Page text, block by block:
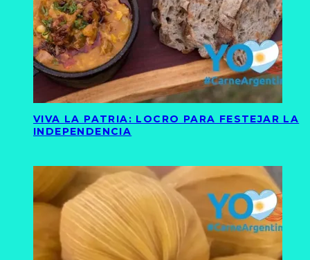
VIVA LA PATRIA: LOCRO PARA FESTEJAR LA
INDEPENDENCIA